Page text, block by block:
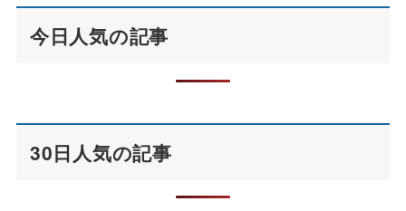
今日人気の記事
30日人気の記事